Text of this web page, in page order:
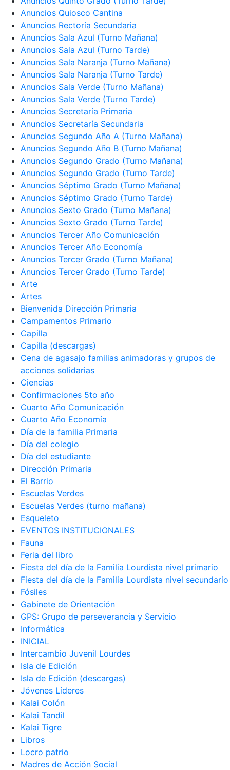
Anuncios Quiosco Cantina
Anuncios Rectoría Secundaria
Anuncios Sala Azul (Turno Mañana)
Anuncios Sala Azul (Turno Tarde)
Anuncios Sala Naranja (Turno Mañana)
Anuncios Sala Naranja (Turno Tarde)
Anuncios Sala Verde (Turno Mañana)
Anuncios Sala Verde (Turno Tarde)
Anuncios Secretaría Primaria
Anuncios Secretaría Secundaria
Anuncios Segundo Año A (Turno Mañana)
Anuncios Segundo Año B (Turno Mañana)
Anuncios Segundo Grado (Turno Mañana)
Anuncios Segundo Grado (Turno Tarde)
Anuncios Séptimo Grado (Turno Mañana)
Anuncios Séptimo Grado (Turno Tarde)
Anuncios Sexto Grado (Turno Mañana)
Anuncios Sexto Grado (Turno Tarde)
Anuncios Tercer Año Comunicación
Anuncios Tercer Año Economía
Anuncios Tercer Grado (Turno Mañana)
Anuncios Tercer Grado (Turno Tarde)
Arte
Artes
Bienvenida Dirección Primaria
Campamentos Primario
Capilla
Capilla (descargas)
Cena de agasajo familias animadoras y grupos de
acciones solidarias
Ciencias
Confirmaciones 5to año
Cuarto Año Comunicación
Cuarto Año Economía
Día de la familia Primaria
Día del colegio
Día del estudiante
Dirección Primaria
El Barrio
Escuelas Verdes
Escuelas Verdes (turno mañana)
Esqueleto
EVENTOS INSTITUCIONALES
Fauna
Feria del libro
Fiesta del día de la Familia Lourdista nivel primario
Fiesta del día de la Familia Lourdista nivel secundario
Fósiles
Gabinete de Orientación
GPS: Grupo de perseverancia y Servicio
Informática
INICIAL
Intercambio Juvenil Lourdes
Isla de Edición
Isla de Edición (descargas)
Jóvenes Líderes
Kalai Colón
Kalai Tandil
Kalai Tigre
Libros
Locro patrio
Madres de Acción Social